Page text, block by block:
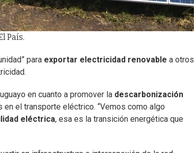
País.
para exportar electricidad renovable a otros
en cuanto a promover la descarbonización
el transporte eléctrico. “Vemos como algo
eléctrica, esa es la transición energética que